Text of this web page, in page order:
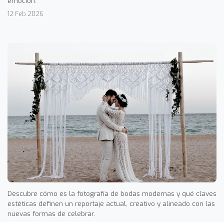
12 Feb 2026
Descubre cómo es la fotografía de bodas modernas y qué claves
estéticas definen un reportaje actual, creativo y alineado con las
nuevas formas de celebrar.